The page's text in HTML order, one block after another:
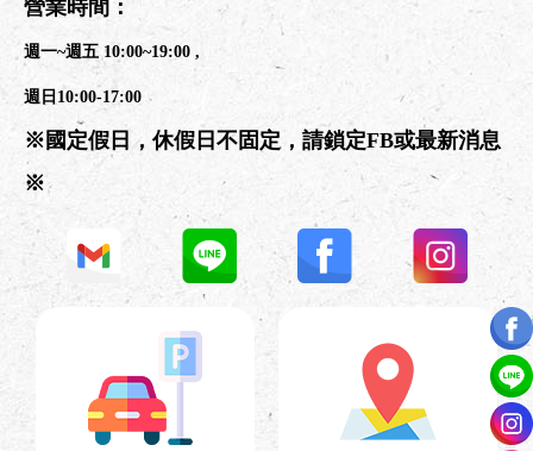
營業時間：
週一~週五 10:00~19:00 ,
週日10:00-17:00
※國定假日，休假日不固定，請鎖定FB或最新消息
※